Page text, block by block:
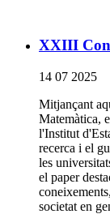
XXIII
14 07 2025
Mitjançant
Matemàtica,
l'Institut
recerca i el
les
el paper
societat en